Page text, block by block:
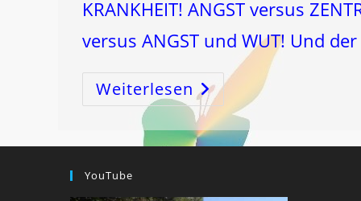
KRANKHEIT! ANGST versus
versus ANGST und WUT! Und
Weiterlesen Der
WECHSEL
Ent-
Scheidet!
YouTube